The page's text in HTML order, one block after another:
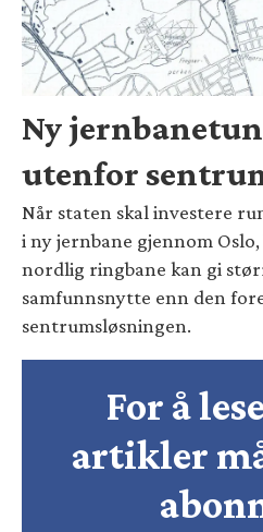
Ny
utenfor
Når staten skal investere
i ny jernbane gjennom
nordlig ringbane kan gi
samfunnsnytte enn den
sentrumsløsningen.
For å
artikler